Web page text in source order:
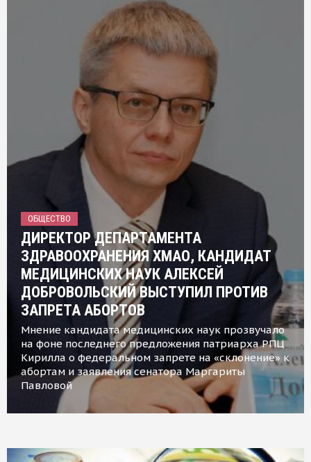
ОБЩЕСТВО
ДИРЕКТОР ДЕПАРТАМЕНТА
ЗДРАВООХРАНЕНИЯ ХМАО, КАНДИДАТ
МЕДИЦИНСКИХ НАУК АЛЕКСЕЙ
ДОБРОВОЛЬСКИЙ ВЫСТУПИЛ ПРОТИВ
ЗАПРЕТА АБОРТОВ
Мнение кандидата медицинских наук прозвучало
на фоне последнего предложения патриарха РПЦ
Кирилла о федеральном запрете на «склонение» к
абортам и заявления сенатора Маргариты
Павловой